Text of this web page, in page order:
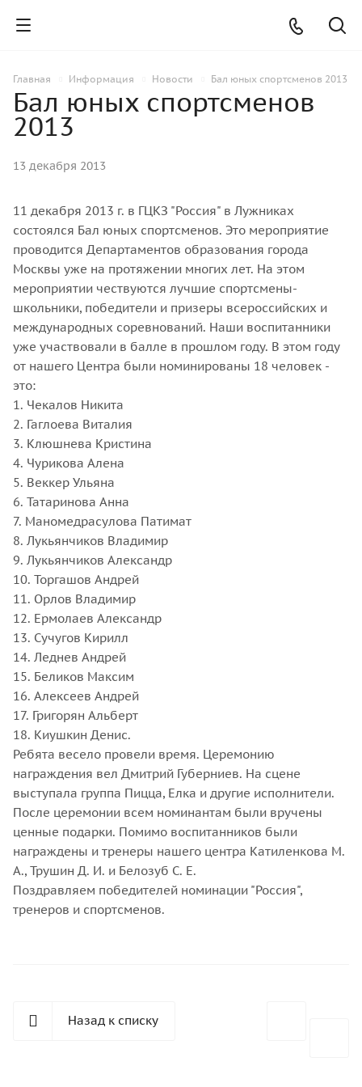
Главная Информация Новости Бал юных спортсменов 2013
Бал юных спортсменов
2013
13 декабря 2013
11 декабря 2013 г. в ГЦКЗ "Россия" в Лужниках
состоялся Бал юных спортсменов. Это мероприятие
проводится Департаментов образования города
Москвы уже на протяжении многих лет. На этом
мероприятии чествуются лучшие спортсмены-
школьники, победители и призеры всероссийских и
международных соревнований. Наши воспитанники
уже участвовали в балле в прошлом году. В этом году
от нашего Центра были номинированы 18 человек -
это:
1. Чекалов Никита
2. Гаглоева Виталия
3. Клюшнева Кристина
4. Чурикова Алена
5. Веккер Ульяна
6. Татаринова Анна
7. Маномедрасулова Патимат
8. Лукьянчиков Владимир
9. Лукьянчиков Александр
10. Торгашов Андрей
11. Орлов Владимир
12. Ермолаев Александр
13. Сучугов Кирилл
14. Леднев Андрей
15. Беликов Максим
16. Алексеев Андрей
17. Григорян Альберт
18. Киушкин Денис.
Ребята весело провели время. Церемонию
награждения вел Дмитрий Губерниев. На сцене
выступала группа Пицца, Елка и другие исполнители.
После церемонии всем номинантам были вручены
ценные подарки. Помимо воспитанников были
награждены и тренеры нашего центра Катиленкова М.
А., Трушин Д. И. и Белозуб С. Е.
Поздравляем победителей номинации "Россия",
тренеров и спортсменов.
Назад к списку